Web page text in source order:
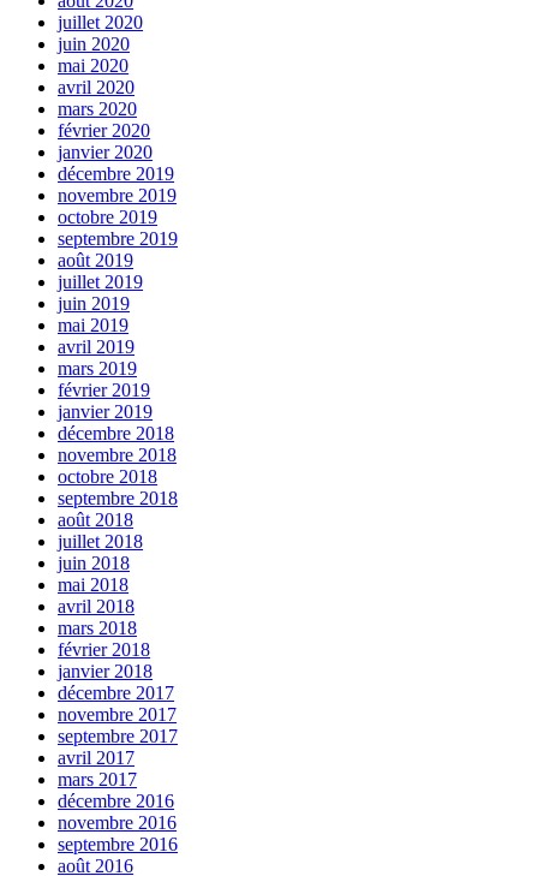
juillet 2020
juin 2020
mai 2020
avril 2020
mars 2020
février 2020
janvier 2020
décembre 2019
novembre 2019
octobre 2019
septembre 2019
août 2019
juillet 2019
juin 2019
mai 2019
avril 2019
mars 2019
février 2019
janvier 2019
décembre 2018
novembre 2018
octobre 2018
septembre 2018
août 2018
juillet 2018
juin 2018
mai 2018
avril 2018
mars 2018
février 2018
janvier 2018
décembre 2017
novembre 2017
septembre 2017
avril 2017
mars 2017
décembre 2016
novembre 2016
septembre 2016
août 2016